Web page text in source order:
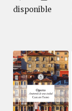
disponible